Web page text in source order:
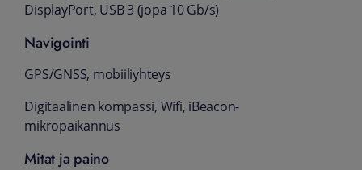
DisplayPort, USB 3 (jopa 10 Gb/s)
Navigointi
GPS/GNSS, mobiiliyhteys
Digitaalinen kompassi, Wifi, iBeacon-
mikropaikannus
Mitat ja paino